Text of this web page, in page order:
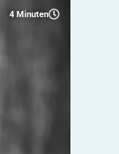
4 Minuten